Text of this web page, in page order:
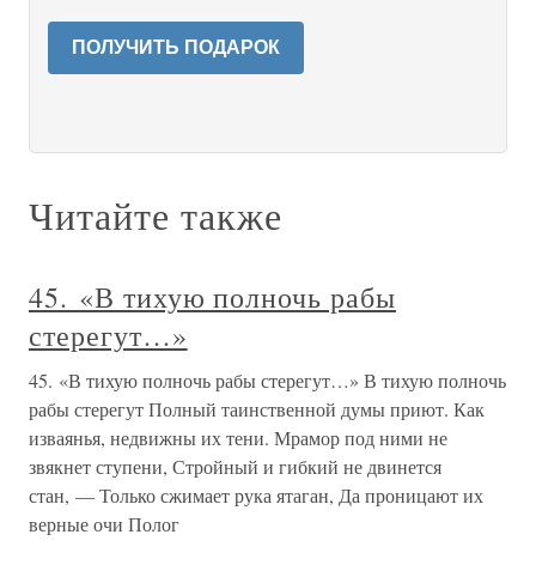
ПОЛУЧИТЬ ПОДАРОК
Читайте также
45. «В тихую полночь рабы
стерегут…»
45. «В тихую полночь рабы стерегут…» В тихую полночь
рабы стерегут Полный таинственной думы приют. Как
изваянья, недвижны их тени. Мрамор под ними не
звякнет ступени, Стройный и гибкий не двинется
стан, — Только сжимает рука ятаган, Да проницают их
верные очи Полог